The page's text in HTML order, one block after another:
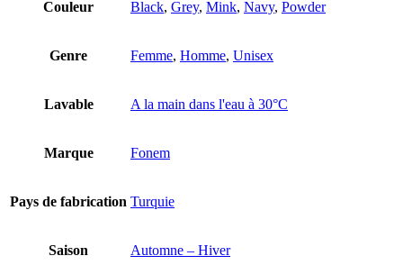
Couleur Black, Grey, Mink, Navy, Powder
Genre Femme, Homme, Unisex
Lavable A la main dans l'eau à 30°C
Marque Fonem
Pays de fabrication Turquie
Saison Automne – Hiver